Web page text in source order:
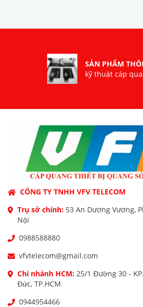
SẢN PHẨM
kỹ thuật cáp
CÔNG TY TNHH VFV TELECOM
Trụ sở chính: 53 An Dương Vương,
Nội
0988588880
vfvtelecom@gmail.com
Chi nhánh HCM: 25/1 Đường 30 -
Đức, TP.HCM
0944954466